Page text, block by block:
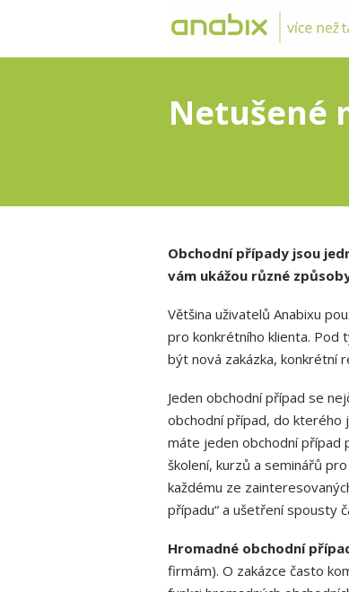
Netušené
Obchodní případy jsou
vám ukážou různé
Většina uživatelů Anabixu
pro konkrétního klienta. Pod
být nová zakázka, konkrétní
Jeden obchodní případ se
obchodní případ, do kterého
máte jeden obchodní případ
školení, kurzů a seminářů
každému ze
případu“ a ušetření spousty
Hromadné obchodní
firmám). O zakázce často